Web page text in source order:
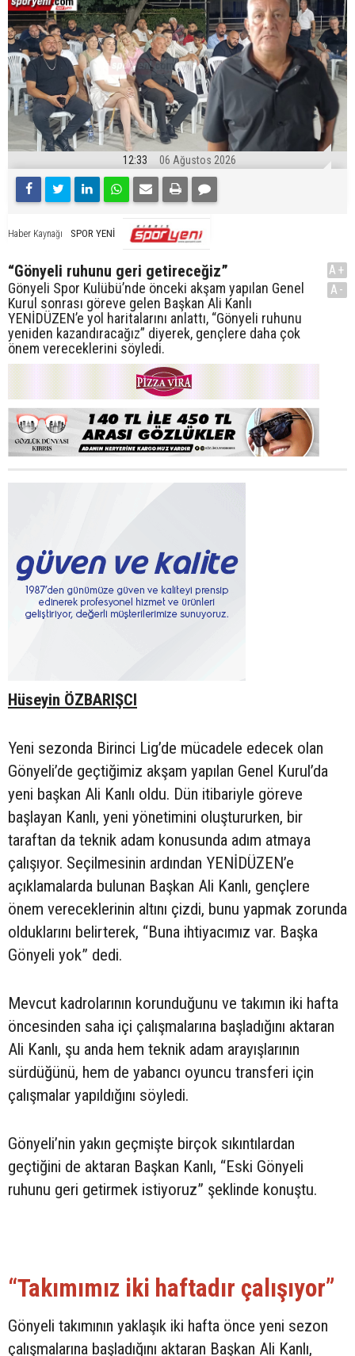
12:33 06 Ağustos 2026
Haber Kaynağı SPOR YENİ
“Gönyeli ruhunu geri getireceğiz”
Gönyeli Spor Kulübü’nde önceki akşam yapılan Genel
Kurul sonrası göreve gelen Başkan Ali Kanlı
YENİDÜZEN’e yol haritalarını anlattı, “Gönyeli ruhunu
yeniden kazandıracağız” diyerek, gençlere daha çok
önem vereceklerini söyledi.
A+
A-
Hüseyin ÖZBARIŞCI
Yeni sezonda Birinci Lig’de mücadele edecek olan
Gönyeli’de geçtiğimiz akşam yapılan Genel Kurul’da
yeni başkan Ali Kanlı oldu. Dün itibariyle göreve
başlayan Kanlı, yeni yönetimini oluştururken, bir
taraftan da teknik adam konusunda adım atmaya
çalışıyor. Seçilmesinin ardından YENİDÜZEN’e
açıklamalarda bulunan Başkan Ali Kanlı, gençlere
önem vereceklerinin altını çizdi, bunu yapmak zorunda
olduklarını belirterek, “Buna ihtiyacımız var. Başka
Gönyeli yok” dedi.
Mevcut kadrolarının korunduğunu ve takımın iki hafta
öncesinden saha içi çalışmalarına başladığını aktaran
Ali Kanlı, şu anda hem teknik adam arayışlarının
sürdüğünü, hem de yabancı oyuncu transferi için
çalışmalar yapıldığını söyledi.
Gönyeli’nin yakın geçmişte birçok sıkıntılardan
geçtiğini de aktaran Başkan Kanlı, “Eski Gönyeli
ruhunu geri getirmek istiyoruz” şeklinde konuştu.
“Takımımız iki haftadır çalışıyor”
Gönyeli takımının yaklaşık iki hafta önce yeni sezon
çalışmalarına başladığını aktaran Başkan Ali Kanlı,